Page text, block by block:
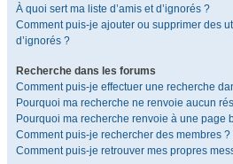
À quoi sert ma liste d’amis et d’ignorés ?
Comment puis-je ajouter ou supprimer des
d’ignorés ?
Recherche dans les forums
Comment puis-je effectuer une recherche
Pourquoi ma recherche ne renvoie aucun
Pourquoi ma recherche renvoie à une page
Comment puis-je rechercher des membres ?
Comment puis-je retrouver mes propres